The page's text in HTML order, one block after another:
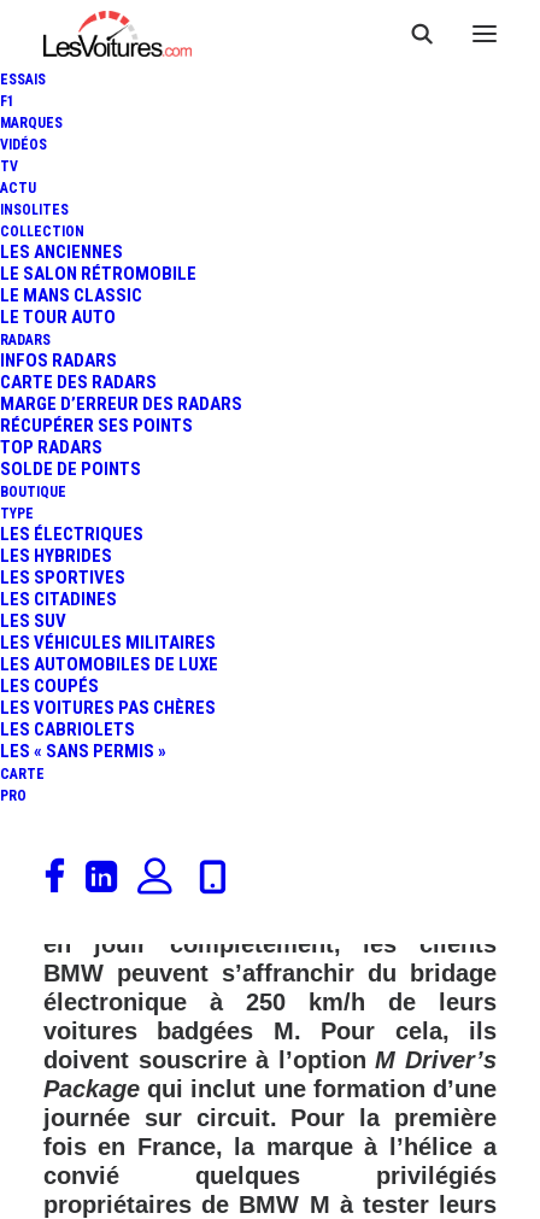
ESSAIS
F1
MARQUES
VIDÉOS
TV
ACTU
INSOLITES
COLLECTION
LES ANCIENNES
LE SALON RÉTROMOBILE
LE MANS CLASSIC
LE TOUR AUTO
RADARS
INFOS RADARS
CARTE DES RADARS
MARGE D’ERREUR DES RADARS
RÉCUPÉRER SES POINTS
TOP RADARS
SOLDE DE POINTS
BOUTIQUE
TYPE
LES ÉLECTRIQUES
LES HYBRIDES
LES SPORTIVES
LES CITADINES
LES SUV
LES VÉHICULES MILITAIRES
LES AUTOMOBILES DE LUXE
LES COUPÉS
LES VOITURES PAS CHÈRES
LES CABRIOLETS
LES « SANS PERMIS »
CARTE
PRO
: PUISSANTE JOURNÉE AU
PLUS PRÈS DES LIMITES DE
8 Minutes
Outre-Rhin, les Autobhan sont
connues pour offrir une totale liberté
en jouir complètement, les clients
BMW peuvent s’affranchir du bridage
électronique à 250 km/h de leurs
voitures badgées M. Pour cela, ils
doivent souscrire à l’optionM Driver’s
Package qui inclut une formation d’une
journée sur circuit. Pour la première
fois en France, la marque à l’hélice a
convié quelques privilégiés
propriétaires de BMW M à tester leurs